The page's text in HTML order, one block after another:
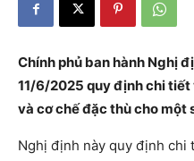
Chính phủ ban hành Nghị
11/6/2025 quy định chi
và cơ chế đặc thù cho một
Nghị định này quy định chi